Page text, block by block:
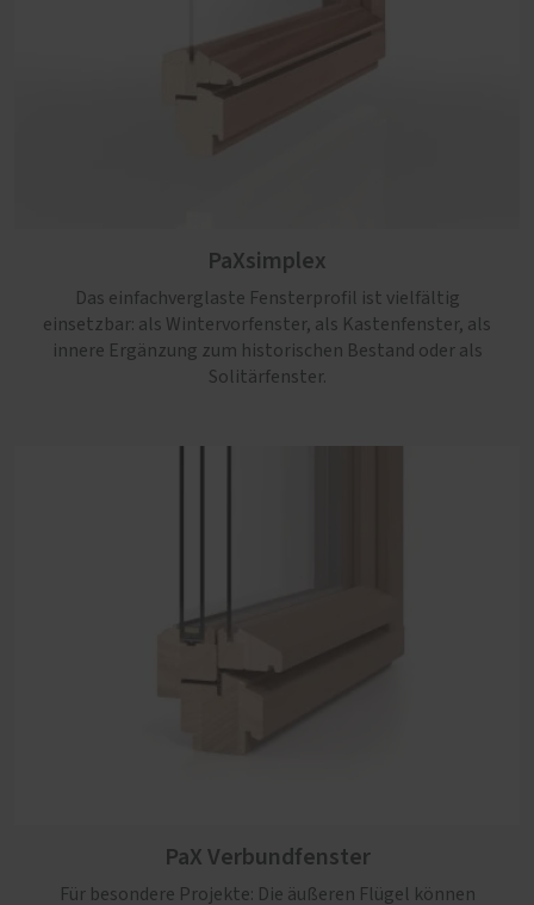
PaXsimplex
Das einfachverglaste Fensterprofil ist vielfältig
einsetzbar: als Wintervorfenster, als Kastenfenster, als
innere Ergänzung zum historischen Bestand oder als
Solitärfenster.
PaX Verbundfenster
Für besondere Projekte: Die äußeren Flügel können